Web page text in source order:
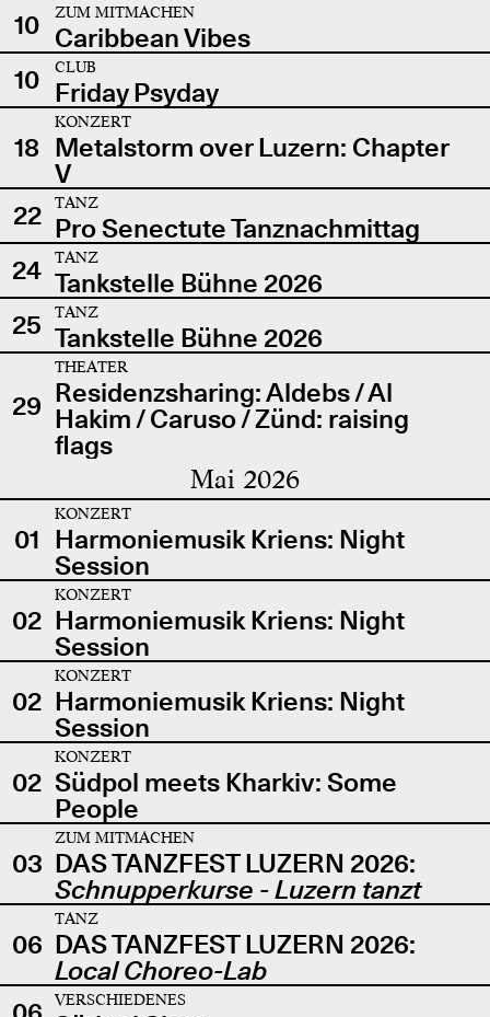
10
ZUM MITMACHEN
Caribbean Vibes
10
CLUB
Friday Psyday
18
KONZERT
Metalstorm over Luzern: Chapter
V
22
TANZ
Pro Senectute Tanznachmittag
24
TANZ
Tankstelle Bühne 2026
25
TANZ
Tankstelle Bühne 2026
29
THEATER
Residenzsharing: Aldebs / Al
Hakim / Caruso / Zünd: raising
flags
Mai 2026
01
KONZERT
Harmoniemusik Kriens: Night
Session
02
KONZERT
Harmoniemusik Kriens: Night
Session
02
KONZERT
Harmoniemusik Kriens: Night
Session
02
KONZERT
Südpol meets Kharkiv: Some
People
03
ZUM MITMACHEN
DAS TANZFEST LUZERN 2026:
Schnupperkurse - Luzern tanzt
06
TANZ
DAS TANZFEST LUZERN 2026:
Local Choreo-Lab
VERSCHIEDENES